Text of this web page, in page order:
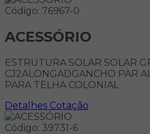
Código: 76967-0
ACESSÓRIO
ESTRUTURA SOLAR SOLAR
CJ2ALONGADGANCHO PAR
PARA TELHA COLONIAL
Detalhes Cotação
Código: 39731-6